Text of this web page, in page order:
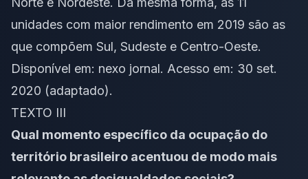
unidades com maior rendimento em 2019 são as
que compõem Sul, Sudeste e Centro-Oeste.
Disponível em: nexo jornal. Acesso em: 30 set.
2020 (adaptado).
TEXTO III
Qual momento específico da ocupação do
território brasileiro acentuou de modo mais